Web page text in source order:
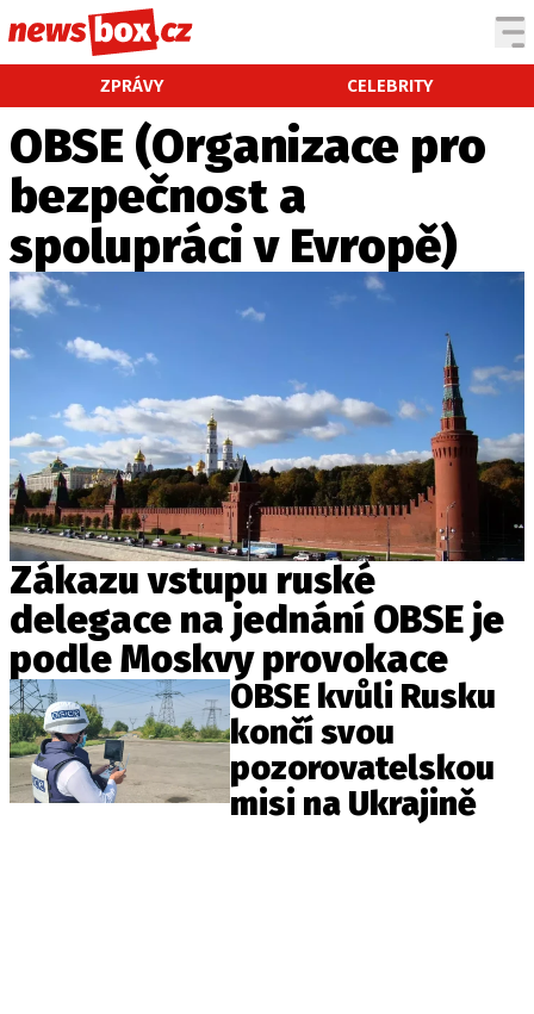
ZPRÁVY CELEBRITY
ZAHRANIČÍ
POČASÍ
KRIMI
EKONOMIKA
KULTURA
SPOLEČNOST
ČESKÉ CELEBRITY
SLEDUJTE NÁS NA|
Máte příběh, fotku nebo video?
Pošlete e-mail na newsbox.cz
ETICKÝ KODEX
REDAKCE
KONTAKT
VYDAVATEL
INZERCE
OSOBNÍ ÚDAJE / COOKIES
OBSE (Organizace pro
bezpečnost a
spolupráci v Evropě)
Zákazu vstupu ruské
delegace na jednání OBSE je
podle Moskvy provokace
OBSE kvůli Rusku
končí svou
pozorovatelskou
misi na Ukrajině